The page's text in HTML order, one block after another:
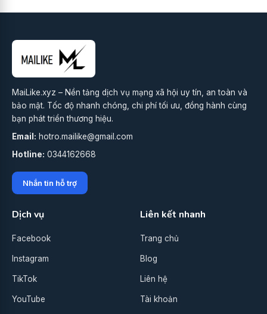
MaiLike.xyz – Nền tảng dịch vụ mạng xã hội uy tín, an toàn và
bảo mật. Tốc độ nhanh chóng, chi phí tối ưu, đồng hành cùng
bạn phát triển thương hiệu.
Email: hotro.mailike@gmail.com
Hotline: 0344162668
Nhắn tin hỗ trợ
Dịch vụ
Facebook
Instagram
TikTok
YouTube
Liên kết nhanh
Trang chủ
Blog
Liên hệ
Tài khoản